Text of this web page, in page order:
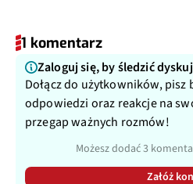
1 komentarz
Zaloguj się, by śledzić
Dołącz do użytkowników, pisz
odpowiedzi oraz reakcje na
przegap ważnych rozmów!
Możesz dodać 3
Załóż